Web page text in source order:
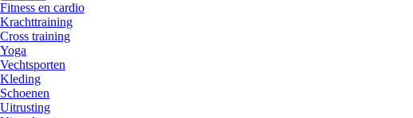
Fitness en cardio
Krachttraining
Cross training
Yoga
Vechtsporten
Kleding
Schoenen
Uitrusting